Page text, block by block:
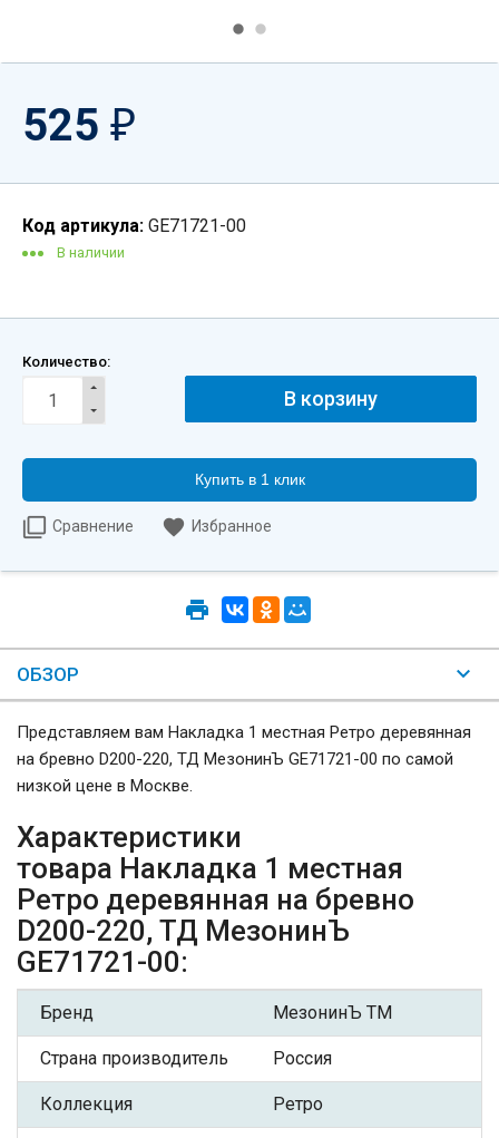
525 ₽
Код артикула: GE71721-00
В наличии
Количество:
Купить в 1 клик
Сравнение Избранное
ОБЗОР
Представляем вам Накладка 1 местная Ретро деревянная
на бревно D200-220, ТД МезонинЪ GE71721-00 по самой
низкой цене в Москве.
Характеристики
товара Накладка 1 местная
Ретро деревянная на бревно
D200-220, ТД МезонинЪ
GE71721-00:
Бренд МезонинЪ ТМ
Страна производитель Россия
Коллекция Ретро